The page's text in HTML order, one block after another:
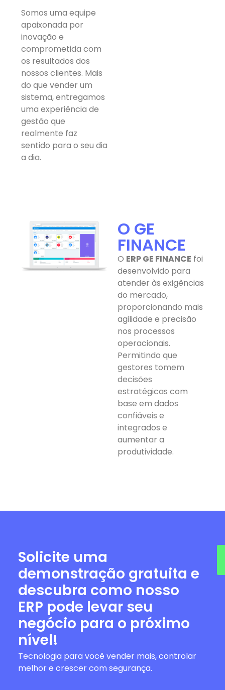
Somos uma equipe
apaixonada por
inovação e
comprometida com
os resultados dos
nossos clientes. Mais
do que vender um
sistema, entregamos
uma experiência de
gestão que
realmente faz
sentido para o seu dia
a dia.
O GE
FINANCE
O ERP GE FINANCE foi
desenvolvido para
atender às exigências
do mercado,
proporcionando mais
agilidade e precisão
nos processos
operacionais.
Permitindo que
gestores tomem
decisões
estratégicas com
base em dados
confiáveis e
integrados e
aumentar a
produtividade.
Solicite uma
demonstração gratuita e
descubra como nosso
ERP pode levar seu
negócio para o próximo
nível!
Tecnologia para você vender mais, controlar
melhor e crescer com segurança.